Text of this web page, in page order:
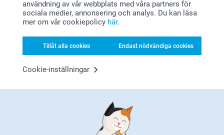
användning av vår webbplats med våra partners för
sociala medier, annonsering och analys. Du kan läsa
mer om vår cookiepolicy här.
Tillåt alla cookies Endast nödvändiga cookies
Cookie-inställningar
Letar du efter inspiration?